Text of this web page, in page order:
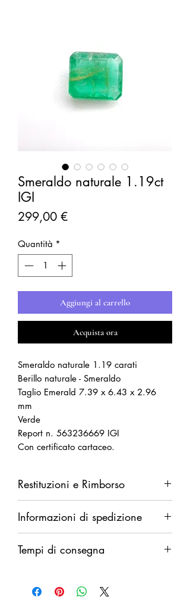
Smeraldo naturale 1.19ct
IGI
299,00 €Prezzo
Quantità *
Aggiungi al carrello
Acquista ora
Smeraldo naturale 1.19 carati
Berillo naturale - Smeraldo
Taglio Emerald 7.39 x 6.43 x 2.96
mm
Verde
Report n. 563236669 IGI
Con certificato cartaceo.
Restituzioni e Rimborso
14 giorni dalla ricezione della merce.
Rimborso completo in caso di difetti.
Rimborso parziale (del solo costo della
merce al netto delle spese di
discrezionale.
Informazioni di spedizione
integrale in caso di smarrimento.
dello spedizioniere o dopo 30 giorni
Tempi di consegna
corriere.